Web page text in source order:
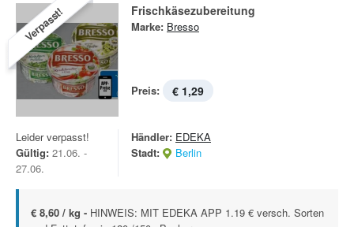
Verpasst! Frischkäsezubereitung
Marke: Bresso
Preis: € 1,29
Leider verpasst!
Gültig: 21.06. -
27.06.
Händler: EDEKA
Stadt:
Berlin
€ 8,60 / kg - HINWEIS: MIT EDEKA APP 1.19 € versch. Sorten